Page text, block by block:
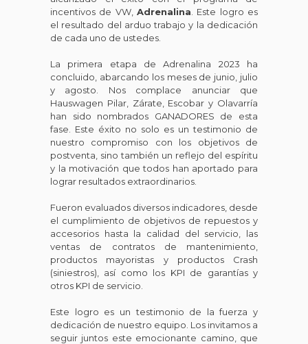
incentivos de VW, Adrenalina . Este logro es
el resultado del arduo trabajo y la dedicación
de cada uno de ustedes.
La primera etapa de Adrenalina 2023 ha
concluido, abarcando los meses de junio, julio
y agosto. Nos complace anunciar que
Hauswagen Pilar, Zárate, Escobar y Olavarría
han sido nombrados GANADORES de esta
fase. Este éxito no solo es un testimonio de
nuestro compromiso con los objetivos de
postventa, sino también un reflejo del espíritu
y la motivación que todos han aportado para
lograr resultados extraordinarios.
Fueron evaluados diversos indicadores, desde
el cumplimiento de objetivos de repuestos y
accesorios hasta la calidad del servicio, las
ventas de contratos de mantenimiento,
productos mayoristas y productos Crash
(siniestros), así como los KPI de garantías y
otros KPI de servicio.
Este logro es un testimonio de la fuerza y
dedicación de nuestro equipo. Los invitamos a
seguir juntos este emocionante camino, que